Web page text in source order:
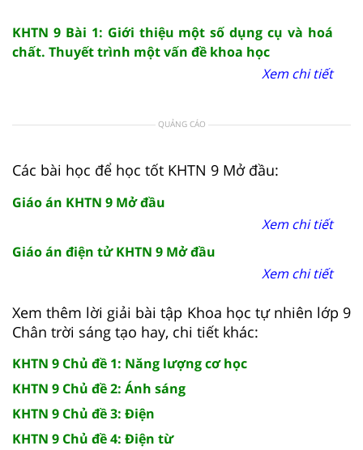
KHTN 9 Bài 1: Giới thiệu một số dụng cụ và hoá
chất. Thuyết trình một vấn đề khoa học
Xem chi tiết
QUẢNG CÁO
Các bài học để học tốt KHTN 9 Mở đầu:
Giáo án KHTN 9 Mở đầu
Xem chi tiết
Giáo án điện tử KHTN 9 Mở đầu
Xem chi tiết
Xem thêm lời giải bài tập Khoa học tự nhiên lớp 9
Chân trời sáng tạo hay, chi tiết khác:
KHTN 9 Chủ đề 1: Năng lượng cơ học
KHTN 9 Chủ đề 2: Ánh sáng
KHTN 9 Chủ đề 3: Điện
KHTN 9 Chủ đề 4: Điện từ